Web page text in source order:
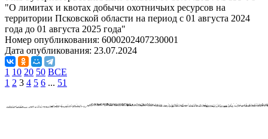
"О лимитах и квотах добычи охотничьих ресурсов на
территории Псковской области на период с 01 августа 2024
года до 01 августа 2025 года"
Номер опубликования: 6000202407230001
Дата опубликования: 23.07.2024
1 10 20 50 ВСЕ
1 2 3 4 5 6 ... 51